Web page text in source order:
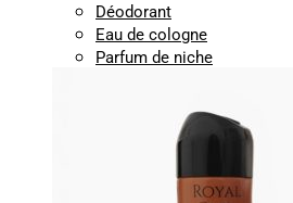
Déodorant
Eau de cologne
Parfum de niche